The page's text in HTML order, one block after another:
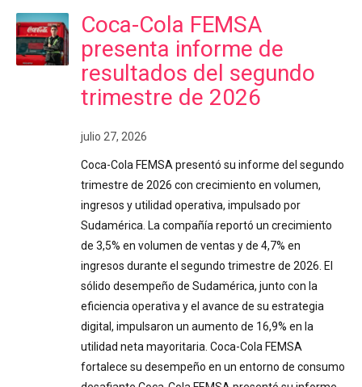
Coca-Cola FEMSA
presenta informe de
resultados del segundo
trimestre de 2026
julio 27, 2026
Coca-Cola FEMSA presentó su informe del segundo
trimestre de 2026 con crecimiento en volumen,
ingresos y utilidad operativa, impulsado por
Sudamérica. La compañía reportó un crecimiento
de 3,5% en volumen de ventas y de 4,7% en
ingresos durante el segundo trimestre de 2026. El
sólido desempeño de Sudamérica, junto con la
eficiencia operativa y el avance de su estrategia
digital, impulsaron un aumento de 16,9% en la
utilidad neta mayoritaria. Coca-Cola FEMSA
fortalece su desempeño en un entorno de consumo